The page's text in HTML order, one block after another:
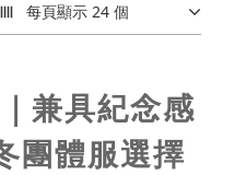
每頁顯示 24 個
兼具紀念感
團體服選擇